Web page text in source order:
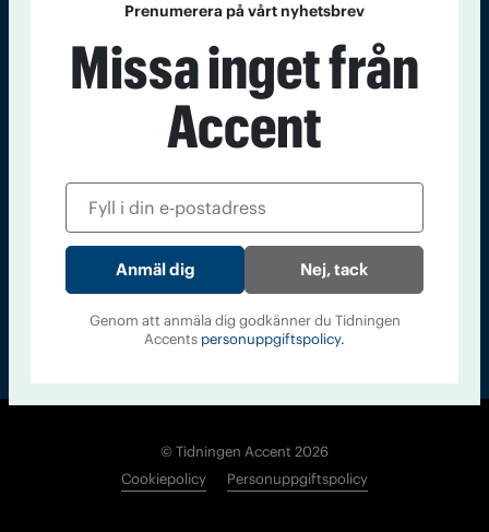
Kontakt Om Tidningen Tidningsarkiv In English
Läs tidigare
Accent
© Tidningen Accent 2026
Cookiepolicy
Personuppgiftspolicy
Prenumerera på vårt nyhetsbrev
Missa inget från
Accent
Nej, tack
Genom att anmäla dig godkänner du Tidningen
Accents personuppgiftspolicy.